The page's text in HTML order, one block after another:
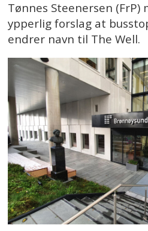
Tønnes Steenersen
ypperlig forslag at
endrer navn til The Well.